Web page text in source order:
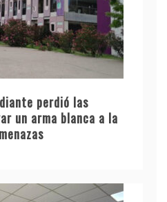
perdió las
un arma blanca a la